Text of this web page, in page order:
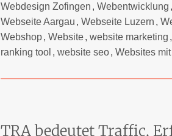
Webdesign Zofingen ,Webentwicklung
Webseite Aargau ,Webseite Luzern ,
Webshop,Website,website marketing
ranking tool ,website seo,Websites
TRA bedeutet Traffic,